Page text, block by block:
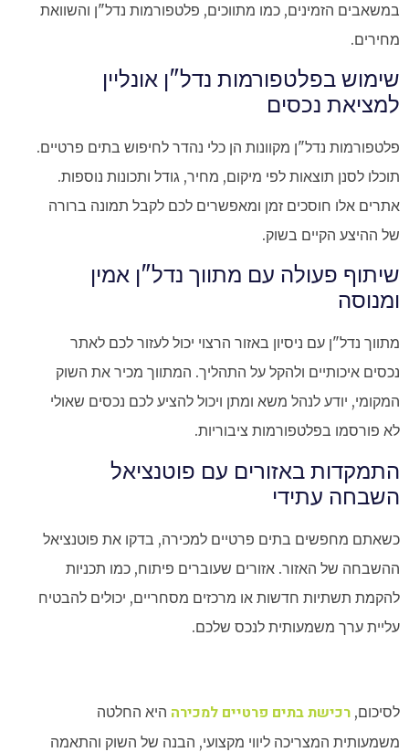
במשאבים הזמינים, כמו מתווכים, פלטפורמות נדל"ן והשוואת
מחירים.
שימוש בפלטפורמות נדל"ן אונליין
למציאת נכסים
פלטפורמות נדל"ן מקוונות הן כלי נהדר לחיפוש בתים פרטיים.
תוכלו לסנן תוצאות לפי מיקום, מחיר, גודל ותכונות נוספות.
אתרים אלו חוסכים זמן ומאפשרים לכם לקבל תמונה ברורה
של ההיצע הקיים בשוק.
שיתוף פעולה עם מתווך נדל"ן אמין
ומנוסה
מתווך נדל"ן עם ניסיון באזור הרצוי יכול לעזור לכם לאתר
נכסים איכותיים ולהקל על התהליך. המתווך מכיר את השוק
המקומי, יודע לנהל משא ומתן ויכול להציע לכם נכסים שאולי
לא פורסמו בפלטפורמות ציבוריות.
התמקדות באזורים עם פוטנציאל
השבחה עתידי
כשאתם מחפשים בתים פרטיים למכירה, בדקו את פוטנציאל
ההשבחה של האזור. אזורים שעוברים פיתוח, כמו תכניות
להקמת תשתיות חדשות או מרכזים מסחריים, יכולים להבטיח
עליית ערך משמעותית לנכס שלכם.
לסיכום, רכישת בתים פרטיים למכירה היא החלטה
משמעותית המצריכה ליווי מקצועי, הבנה של השוק והתאמה